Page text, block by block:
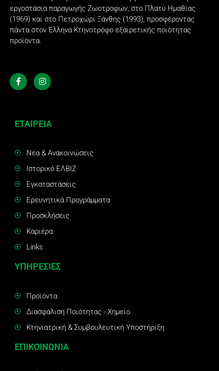
εργοστάσια παραγωγής Ζωοτροφών, στο Πλατύ Ημαθίας
(1969) και στο Πετροχώρι Ξάνθης (1993), προσφέροντας
πάντα στον Έλληνα Κτηνοτρόφο εξαιρετικής ποιότητας
προϊόντα.
ΕΤΑΙΡΕΙΑ
Νέα & Ανακοινώσεις
Ιστορικό ΕΛΒΙΖ
Εγκαταστάσεις
Ερευνητικά Προγράμματα
Προσκλήσεις
Καριέρα
Links
ΥΠΗΡΕΣΙΕΣ
Προϊόντα
Διασφάλιση Ποιότητας - Χημείο
Κτηνιατρική & Συμβουλευτική Υποστήριξη
ΕΠΙΚΟΙΝΩΝΙΑ